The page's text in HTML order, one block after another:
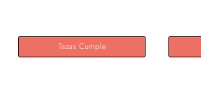
Tazas Cumple